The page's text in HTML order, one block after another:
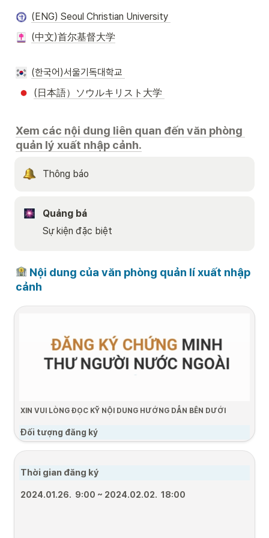
(ENG) Seoul Christian University
(中文)首尔基督大学
(한국어)서울기독대학교
(日本語）ソウルキリスト大学
Xem các nội dung liên quan đến văn phòng
quản lý xuất nhập cảnh.
Thông báo
Quảng bá
Sự kiện đặc biệt
Nội dung của văn phòng quản lí xuất nhập
cảnh
XIN VUI LÒNG ĐỌC KỸ NỘI DUNG HƯỚNG DẪN BÊN DƯỚI
Đối tượng đăng ký
•
Thời gian đăng ký
2024.01.26.
  9:00 ~ 2024.02.02.  18:00